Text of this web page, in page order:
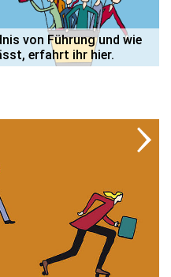
erfahrt ihr hier.